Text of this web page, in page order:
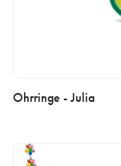
Ohrringe - Julia